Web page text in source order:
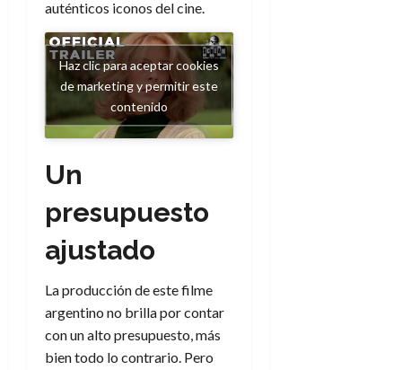
auténticos iconos del cine.
Haz clic para aceptar cookies
de marketing y permitir este
contenido
Un
presupuesto
ajustado
La producción de este filme
argentino no brilla por contar
con un alto presupuesto, más
bien todo lo contrario. Pero